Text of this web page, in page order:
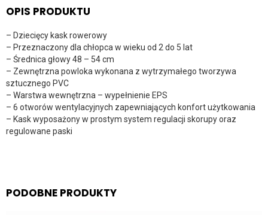
OPIS PRODUKTU
– Dziecięcy kask rowerowy
– Przeznaczony dla chłopca w wieku od 2 do 5 lat
– Średnica głowy 48 – 54 cm
– Zewnętrzna powloka wykonana z wytrzymałego tworzywa
sztucznego PVC
– Warstwa wewnętrzna – wypełnienie EPS
– 6 otworów wentylacyjnych zapewniających konfort użytkowania
– Kask wyposażony w prostym system regulacji skorupy oraz
regulowane paski
PODOBNE PRODUKTY